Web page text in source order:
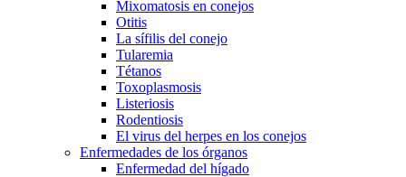
Mixomatosis en conejos
Otitis
La sífilis del conejo
Tularemia
Tétanos
Toxoplasmosis
Listeriosis
Rodentiosis
El virus del herpes en los conejos
Enfermedades de los órganos
Enfermedad del hígado